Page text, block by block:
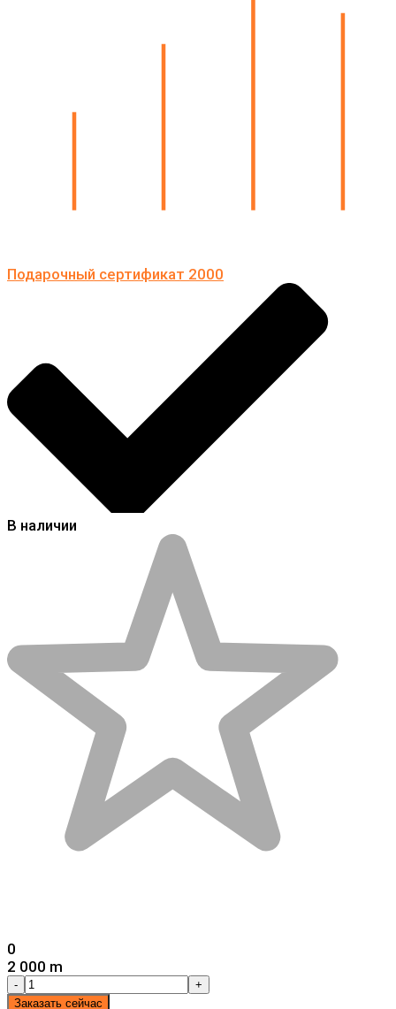
Подарочный сертификат 2000
В наличии
0
2 000 m
-
+
Заказать сейчас